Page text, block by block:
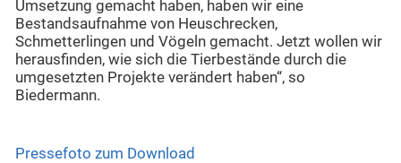
Umsetzung gemacht haben, haben wir eine
Bestandsaufnahme von Heuschrecken,
Schmetterlingen und Vögeln gemacht. Jetzt wollen wir
herausfinden, wie sich die Tierbestände durch die
umgesetzten Projekte verändert haben“, so
Biedermann.
Pressefoto zum Download